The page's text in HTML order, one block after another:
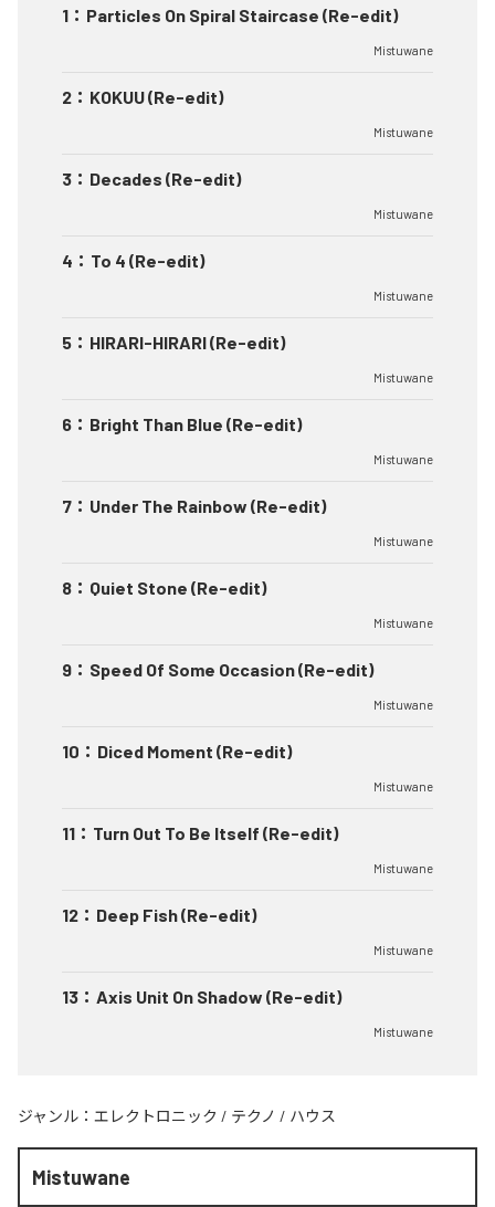
1 ： Particles On Spiral Staircase (Re-edit)
Mistuwane
2 ： KOKUU (Re-edit)
Mistuwane
3 ： Decades (Re-edit)
Mistuwane
4 ： To 4 (Re-edit)
Mistuwane
5 ： HIRARI-HIRARI (Re-edit)
Mistuwane
6 ： Bright Than Blue (Re-edit)
Mistuwane
7 ： Under The Rainbow (Re-edit)
Mistuwane
8 ： Quiet Stone (Re-edit)
Mistuwane
9 ： Speed Of Some Occasion (Re-edit)
Mistuwane
10 ： Diced Moment (Re-edit)
Mistuwane
11 ： Turn Out To Be Itself (Re-edit)
Mistuwane
12 ： Deep Fish (Re-edit)
Mistuwane
13 ： Axis Unit On Shadow (Re-edit)
Mistuwane
ジャンル： エレクトロニック / テクノ / ハウス
Mistuwane